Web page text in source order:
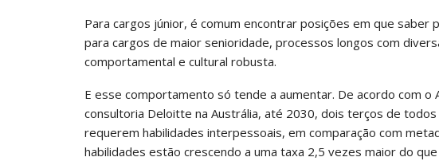
Para cargos júnior, é comum encontrar posições em que saber
para cargos de maior senioridade, processos longos com
comportamental e cultural robusta.
E esse comportamento só tende a aumentar. De acordo com o
consultoria Deloitte na Austrália, até 2030, dois terços de
requerem habilidades interpessoais, em comparação com
habilidades estão crescendo a uma taxa 2,5 vezes maior do